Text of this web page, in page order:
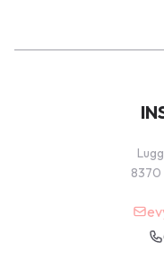
8370